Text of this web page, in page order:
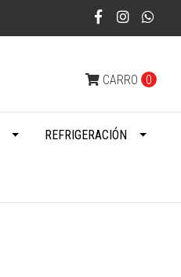
CARRO 0
REFRIGERACIÓN